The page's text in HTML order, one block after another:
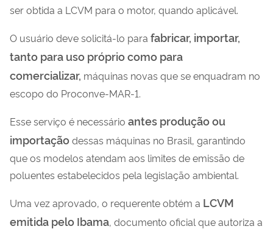
ser obtida a LCVM para o motor, quando aplicável.
O usuário deve solicitá-lo para fabricar, importar,
tanto para uso próprio como para
comercializar, máquinas novas que se enquadram no
escopo do Proconve-MAR-1.
Esse serviço é necessário antes produção ou
importaçãodessas máquinas no Brasil, garantindo
que os modelos atendam aos limites de emissão de
poluentes estabelecidos pela legislação ambiental.
Uma vez aprovado, o requerente obtém a LCVM
emitida pelo Ibama, documento oficial que autoriza a